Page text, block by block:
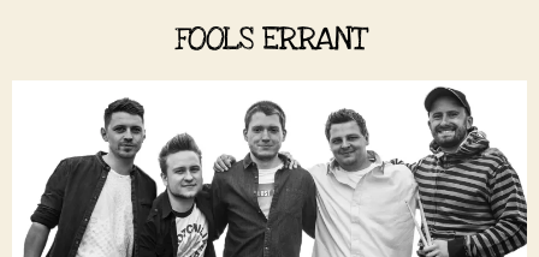
FOOLS ERRANT